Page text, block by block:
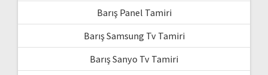
Barış Panel Tamiri
Barış Samsung Tv Tamiri
Barış Sanyo Tv Tamiri